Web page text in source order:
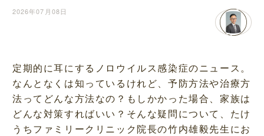
2026年07月08日
定期的に耳にするノロウイルス感染症のニュース。
なんとなくは知っているけれど、予防方法や治療方
法ってどんな方法なの？もしかかった場合、家族は
どんな対策すればいい？そんな疑問について、たけ
うちファミリークリニック院長の竹内雄毅先生にお